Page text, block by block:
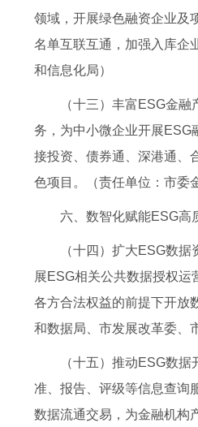
领域，开展绿色融资企业及
名单互联互通，加强入库企
和信息化局）
（十三）丰富ESG金融产
务，为中小微企业开展ESG
接投资、债券通、深港通、
色项目。（责任单位：市委
六、数智化赋能ESG高
（十四）扩大ESG数据资
展ESG相关公共数据授权
各方合法权益的前提下开放
和数据局、市发展改革委、
（十五）推动ESG数据开
准、报告、评级等信息查询
数据流通交易，为金融机构